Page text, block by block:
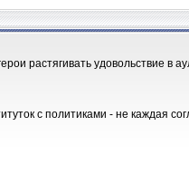
растягивать удовольствие в
с политиками - не каждая